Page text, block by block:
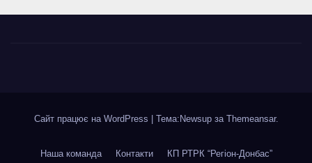
Сайт працює на WordPress Тема:Newsup за Themeansar.
Наша команда Контакти КП РТРК “Регіон-Донбас”